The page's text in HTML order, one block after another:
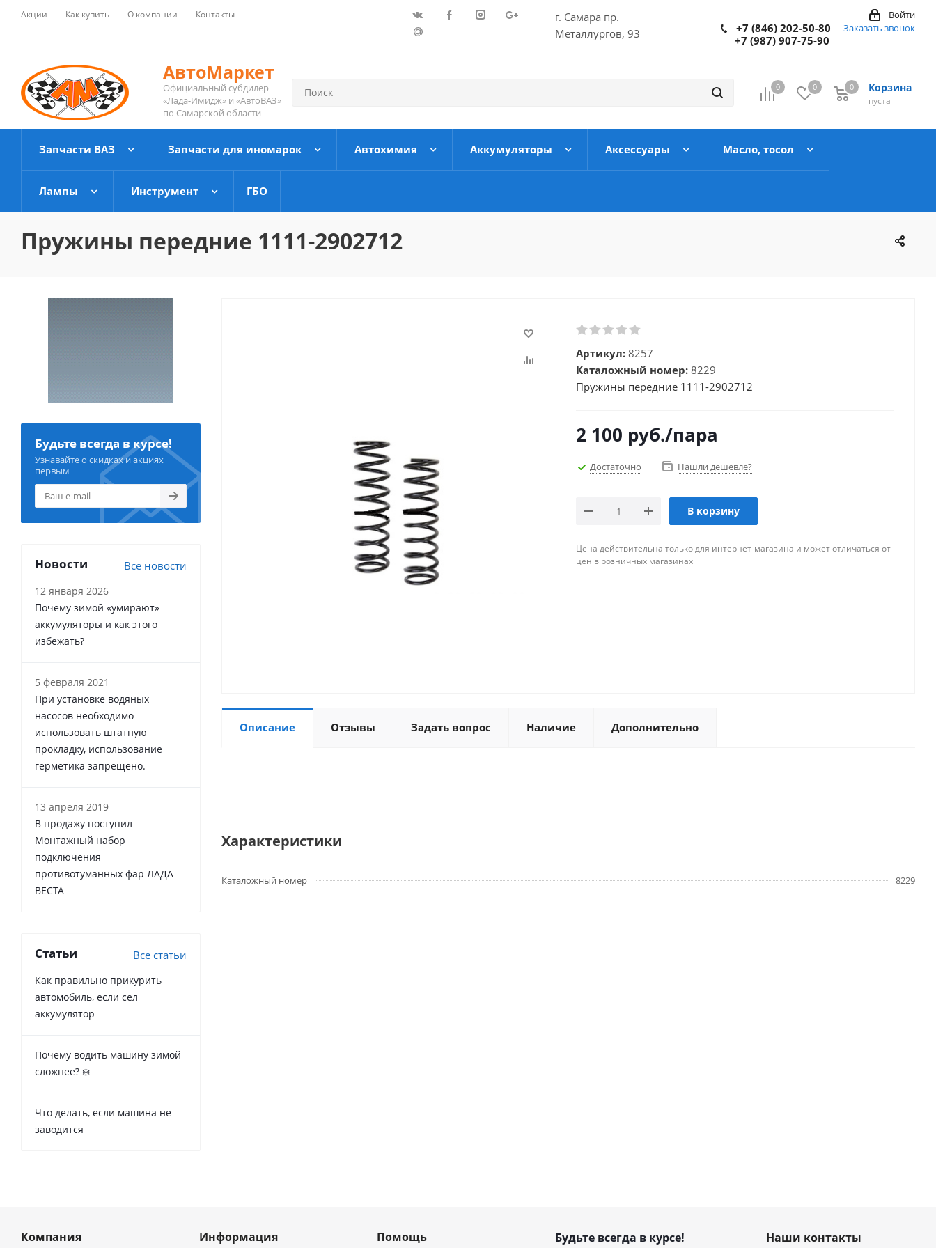
Акции Как купить О компании Контакты
г. Самара пр.
Металлургов, 93
Войти
+7 (846) 202-50-80
+7 (987) 907-75-90
Заказать звонок
АвтоМаркет
Официальный субдилер
«Лада-Имидж» и «АвтоВАЗ»
по Самарской области
0 0 Корзина
пуста
0
Запчасти ВАЗ Запчасти для иномарок Автохимия Аккумуляторы Аксессуары Масло, тосол
Лампы Инструмент ГБО
Пружины передние 1111-2902712
Артикул: 8257
Каталожный номер: 8229
Пружины передние 1111-2902712
2 100 руб./пара
Достаточно Нашли дешевле?
В корзину
Цена действительна только для интернет-магазина и может отличаться от
цен в розничных магазинах
Описание Отзывы Задать вопрос Наличие Дополнительно
Характеристики
Каталожный номер 8229
Будьте всегда в курсе!
Узнавайте о скидках и акциях
первым
Новости Все новости
12 января 2026
Почему зимой «умирают»
аккумуляторы и как этого
избежать?
5 февраля 2021
При установке водяных
насосов необходимо
использовать штатную
прокладку, использование
герметика запрещено.
13 апреля 2019
В продажу поступил
Монтажный набор
подключения
противотуманных фар ЛАДА
ВЕСТА
Статьи Все статьи
Как правильно прикурить
автомобиль, если сел
аккумулятор
Почему водить машину зимой
сложнее? ❄️
Что делать, если машина не
заводится
Компания Информация Помощь Будьте всегда в курсе! Наши контакты